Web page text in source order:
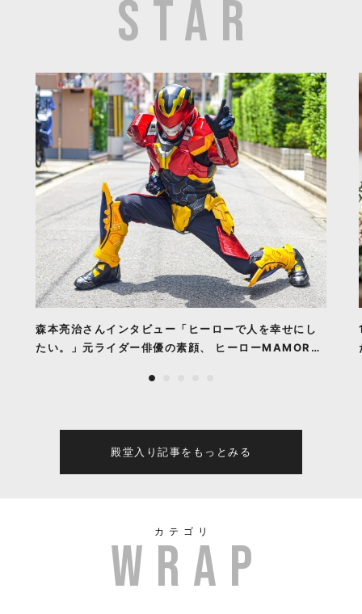
森本亮治さんインタビュー「ヒーローで人を幸せにし
たい。」元ライダー俳優の素顔、 ヒーローMAMORU
殿堂入り記事をもっとみる
カテゴリ